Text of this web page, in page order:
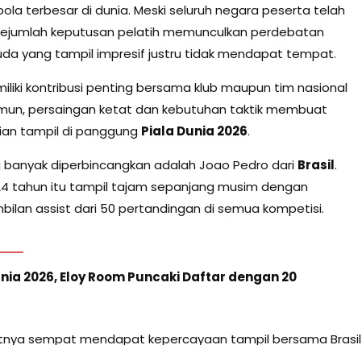
terbesar di dunia. Meski seluruh negara peserta telah
keputusan pelatih memunculkan perdebatan
yang tampil impresif justru tidak mendapat tempat.
kontribusi penting bersama klub maupun tim nasional
persaingan ketat dan kebutuhan taktik membuat
tampil di panggung Piala Dunia 2026.
diperbincangkan adalah Joao Pedro dari Brasil.
tahun itu tampil tajam sepanjang musim dengan
assist dari 50 pertandingan di semua kompetisi.
2026, Eloy Room Puncaki Daftar dengan 20
sempat mendapat kepercayaan tampil bersama Brasil